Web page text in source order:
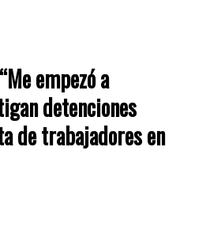
empezó a
detenciones
de trabajadores en